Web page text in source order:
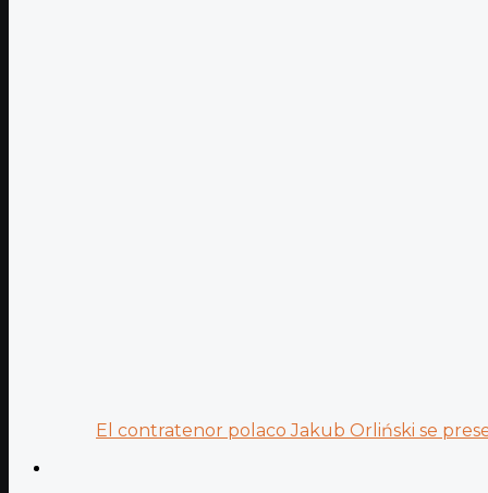
El contratenor polaco Jakub Orliński se